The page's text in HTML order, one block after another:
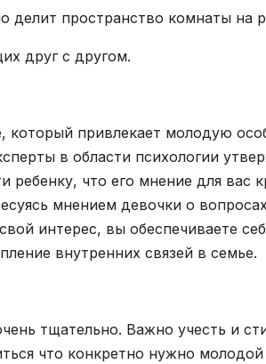
пространство комнаты на
друг с другом.
который привлекает молодую
в области психологии
ребенку, что его мнение для вас
мнением девочки о
интерес, вы обеспечиваете
внутренних связей в семье.
тщательно. Важно учесть и
что конкретно нужно